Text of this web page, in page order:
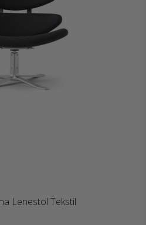
Lenestol Tekstil